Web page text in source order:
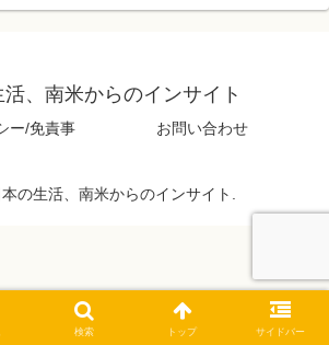
活、南米からのインサイト
ー/免責事
お問い合わせ
の生活、南米からのインサイト.
検索 トップ サイドバー